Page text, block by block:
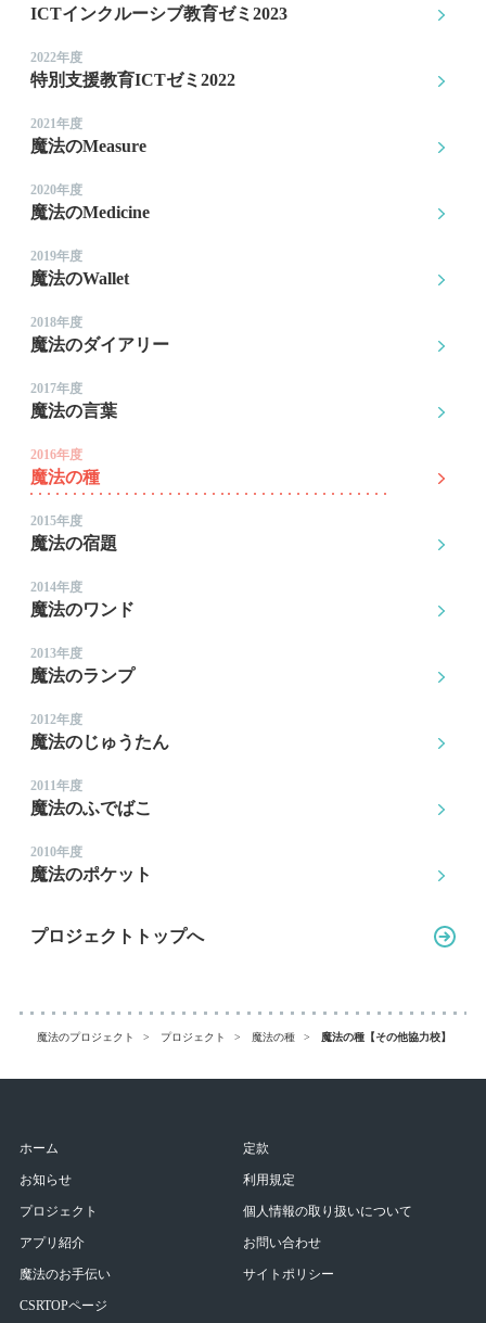
魔法のプロジェクト プロジェクト 魔法の種 魔法の種【その他協力校】
ICTインクルーシブ教育ゼミ2023
2022年度
特別支援教育ICTゼミ2022
2021年度
魔法のMeasure
2020年度
魔法のMedicine
2019年度
魔法のWallet
2018年度
魔法のダイアリー
2017年度
魔法の言葉
2016年度
魔法の種
2015年度
魔法の宿題
2014年度
魔法のワンド
2013年度
魔法のランプ
2012年度
魔法のじゅうたん
2011年度
魔法のふでばこ
2010年度
魔法のポケット
プロジェクトトップへ
ホーム
お知らせ
プロジェクト
アプリ紹介
魔法のお手伝い
CSRTOPページ
定款
利用規定
個人情報の取り扱いについて
お問い合わせ
サイトポリシー